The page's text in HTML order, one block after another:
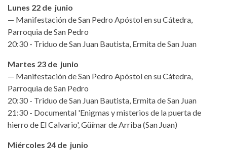
Lunes 22 de junio
— Manifestación de San Pedro Apóstol en su Cátedra,
Parroquia de San Pedro
20:30 - Triduo de San Juan Bautista, Ermita de San Juan
Martes 23 de junio
— Manifestación de San Pedro Apóstol en su Cátedra,
Parroquia de San Pedro
20:30 - Triduo de San Juan Bautista, Ermita de San Juan
21:30 - Documental 'Enigmas y misterios de la puerta de
hierro de El Calvario', Güímar de Arriba (San Juan)
Miércoles 24 de junio